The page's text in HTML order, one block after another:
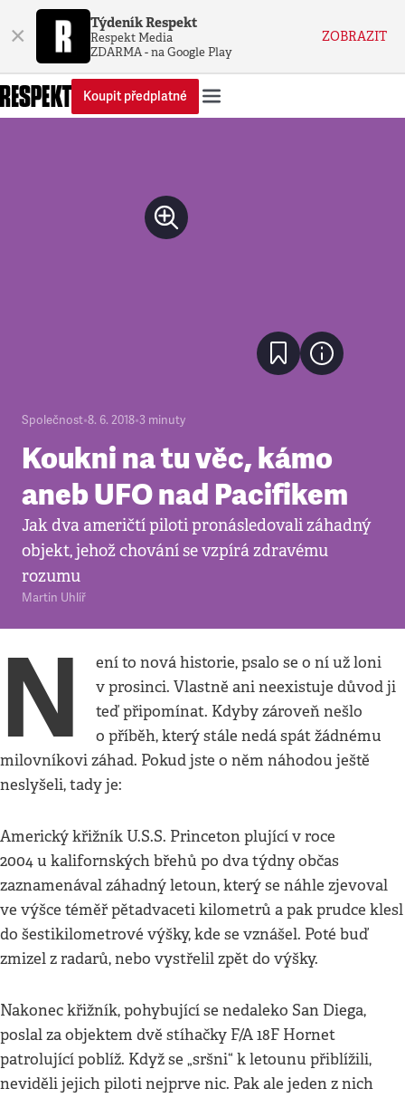
× Týdeník Respekt
Respekt Media
ZDARMA - na Google Play
ZOBRAZIT
Koupit předplatné
Společnost•8. 6. 2018•3 minuty
Koukni na tu věc, kámo
aneb UFO nad Pacifikem
Jak dva američtí piloti pronásledovali záhadný
objekt, jehož chování se vzpírá zdravému
rozumu
Martin Uhlíř
N
ení to nová historie, psalo se o ní už loni
v prosinci. Vlastně ani neexistuje důvod ji
teď připomínat. Kdyby zároveň nešlo
o příběh, který stále nedá spát žádnému
milovníkovi záhad. Pokud jste o něm náhodou ještě
neslyšeli, tady je:
Americký křižník U.S.S. Princeton plující v roce
2004 u kalifornských břehů po dva týdny občas
zaznamenával záhadný letoun, který se náhle zjevoval
ve výšce téměř pětadvaceti kilometrů a pak prudce klesl
do šestikilometrové výšky, kde se vznášel. Poté buď
zmizel z radarů, nebo vystřelil zpět do výšky.
Nakonec křižník, pohybující se nedaleko San Diega,
poslal za objektem dvě stíhačky F/A 18F Hornet
patrolující poblíž. Když se „sršni“ k letounu přiblížili,
neviděli jejich piloti nejprve nic. Pak ale jeden z nich